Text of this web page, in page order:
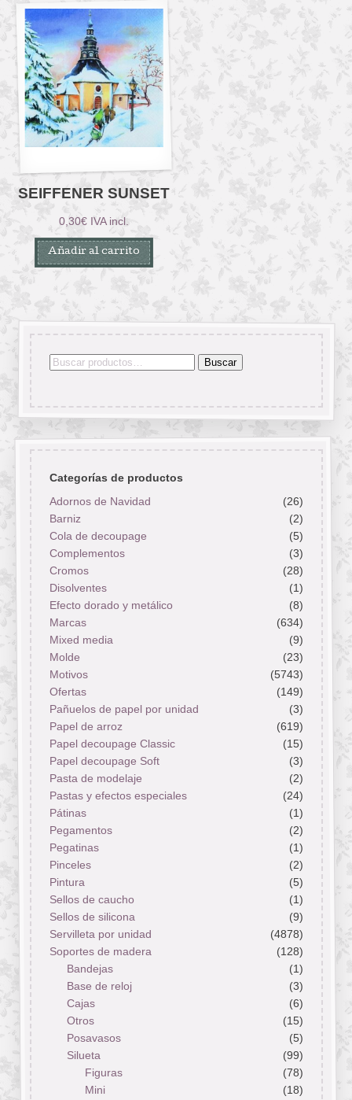
SEIFFENER SUNSET
0,30€ IVA incl.
Añadir al carrito
Buscar
Buscar
Categorías de productos
Adornos de Navidad
(26)
Barniz
(2)
Cola de decoupage
(5)
Complementos
(3)
Cromos
(28)
Disolventes
(1)
Efecto dorado y metálico
(8)
Marcas
(634)
Mixed media
(9)
Molde
(23)
Motivos
(5743)
Ofertas
(149)
Pañuelos de papel por unidad
(3)
Papel de arroz
(619)
Papel decoupage Classic
(15)
Papel decoupage Soft
(3)
Pasta de modelaje
(2)
Pastas y efectos especiales
(24)
Pátinas
(1)
Pegamentos
(2)
Pegatinas
(1)
Pinceles
(2)
Pintura
(5)
Sellos de caucho
(1)
Sellos de silicona
(9)
Servilleta por unidad
(4878)
Soportes de madera
(128)
Bandejas
(1)
Base de reloj
(3)
Cajas
(6)
Otros
(15)
Posavasos
(5)
Silueta
(99)
Figuras
(78)
Mini
(18)